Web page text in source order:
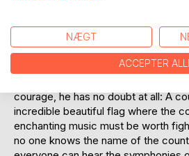
The worries about the spaces of
glorious rainbow light in the forest
Sven's journey, which leads him to
brand-new that it cannot be found
courage, he has no doubt at all: A
incredible beautiful flag where the
enchanting music must be worth
no one knows the name of the
NÆGT
ACCEPTER